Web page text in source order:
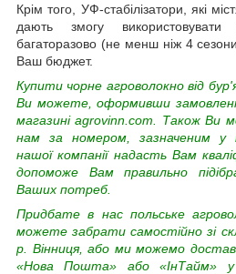
Крім того, УФ-стабілізатори, які
дають змогу використовувати
багаторазово (не менш ніж 4
Ваш бюджет.
Купити чорне агроволокно від
Ви можете, оформивши
магазині agrovinn.com. Також
нам за номером, зазначеним у
нашої компанії надасть Вам
допоможе Вам правильно
Ваших потреб.
Придбате в нас польське
можете забрати самостійно зі
р. Вінниця, або ми можемо
«Нова Пошта» або «ІнТайм» у